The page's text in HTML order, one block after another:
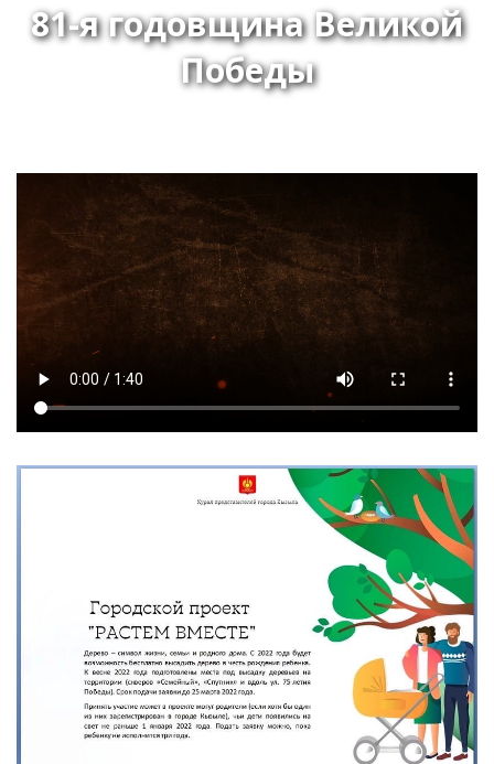
81-я годовщина Великой
Победы